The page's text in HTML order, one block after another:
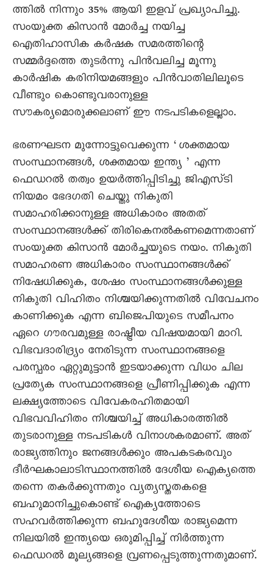
ത്തിൽ നിന്നും 35% ആയി ഇളവ് പ്രഖ്യാപിച്ചു.
സംയുക്ത കിസാൻ മോർച്ച നയിച്ച
ഐതിഹാസിക കർഷക സമരത്തിന്റെ
സമ്മർദ്ദത്തെ തുടർന്നു പിൻവലിച്ച മൂന്നു
കാർഷിക കരിനിയമങ്ങളും പിൻവാതിലിലൂടെ
വീണ്ടും കൊണ്ടുവരാനുള്ള
സൗകര്യമൊരുക്കലാണ് ഈ നടപടികളെല്ലാം.
ഭരണഘടന മുന്നോട്ടുവെക്കുന്ന ‘ശക്തമായ
സംസ്ഥാനങ്ങൾ, ശക്തമായ ഇന്ത്യ ’ എന്ന
ഫെഡറൽ തത്വം ഉയർത്തിപ്പിടിച്ചു ജിഎസ്ടി
നിയമം ഭേദഗതി ചെയ്തു നികുതി
സമാഹരിക്കാനുള്ള അധികാരം അതത്
സംസ്ഥാനങ്ങൾക്ക് തിരികെനൽകണമെന്നതാണ്
സംയുക്ത കിസാൻ മോർച്ചയുടെ നയം. നികുതി
സമാഹരണ അധികാരം സംസ്ഥാനങ്ങൾക്ക്
നിഷേധിക്കുക, ശേഷം സംസ്ഥാനങ്ങൾക്കുള്ള
നികുതി വിഹിതം നിശ്ചയിക്കുന്നതിൽ വിവേചനം
കാണിക്കുക എന്ന ബിജെപിയുടെ സമീപനം
ഏറെ ഗൗരവമുള്ള രാഷ്ട്രീയ വിഷയമായി മാറി.
വിഭവദാരിദ്ര്യം നേരിടുന്ന സംസ്ഥാനങ്ങളെ
പരസ്പരം ഏറ്റുമുട്ടാൻ ഇടയാക്കുന്ന വിധം ചില
പ്രത്യേക സംസ്ഥാനങ്ങളെ പ്രീണിപ്പിക്കുക എന്ന
ലക്ഷ്യത്തോടെ വിവേകരഹിതമായി
വിഭവവിഹിതം നിശ്ചയിച്ച് അധികാരത്തിൽ
തുടരാനുള്ള നടപടികൾ വിനാശകരമാണ്. അത്
രാജ്യത്തിനും ജനങ്ങൾക്കും അപകടകരവും
ദീർഘകാലാടിസ്ഥാനത്തിൽ ദേശീയ ഐക്യത്തെ
തന്നെ തകർക്കുന്നതും വ്യത്യസ്തതകളെ
ബഹുമാനിച്ചുകൊണ്ട് ഐക്യത്തോടെ
സഹവർത്തിക്കുന്ന ബഹുദേശീയ രാജ്യമെന്ന
നിലയിൽ ഇന്ത്യയെ ഒരുമിപ്പിച്ച് നിർത്തുന്ന
ഫെഡറൽ മൂല്യങ്ങളെ വ്രണപ്പെടുത്തുന്നതുമാണ്.